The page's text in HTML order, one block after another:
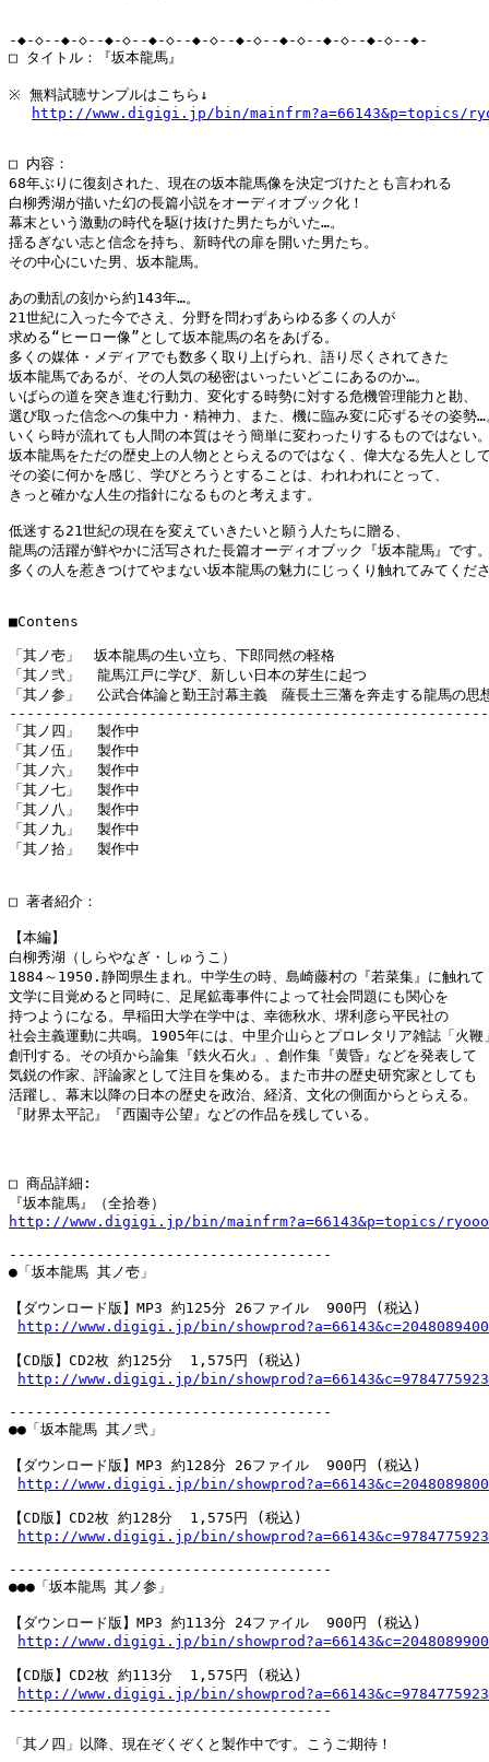
-◆-◇--◆-◇--◆-◇--◆-◇--◆-◇--◆-◇--◆-◇--◆-◇--◆-◇--◆-
□ タイトル：『坂本龍馬』
※ 無料試聴サンプルはこちら↓
http://www.digigi.jp/bin/mainfrm?a=66143&p=topics/
□ 内容：
68年ぶりに復刻された、現在の坂本龍馬像を決定づけたとも言われる
白柳秀湖が描いた幻の長篇小説をオーディオブック化！
幕末という激動の時代を駆け抜けた男たちがいた…。
揺るぎない志と信念を持ち、新時代の扉を開いた男たち。
その中心にいた男、坂本龍馬。
あの動乱の刻から約143年…。
21世紀に入った今でさえ、分野を問わずあらゆる多くの人が
求める“ヒーロー像”として坂本龍馬の名をあげる。
多くの媒体・メディアでも数多く取り上げられ、語り尽くされてきた
坂本龍馬であるが、その人気の秘密はいったいどこにあるのか…。
いばらの道を突き進む行動力、変化する時勢に対する危機管理能力と勘、
選び取った信念への集中力・精神力、また、機に臨み変に応ずるその姿勢…
いくら時が流れても人間の本質はそう簡単に変わったりするものではない
坂本龍馬をただの歴史上の人物ととらえるのではなく、偉大なる先人とし
その姿に何かを感じ、学びとろうとすることは、われわれにとって、
きっと確かな人生の指針になるものと考えます。
低迷する21世紀の現在を変えていきたいと願う人たちに贈る、
龍馬の活躍が鮮やかに活写された長篇オーディオブック『坂本龍馬』です
多くの人を惹きつけてやまない坂本龍馬の魅力にじっくり触れてみてくだ
■Contens
「其ノ壱」　坂本龍馬の生い立ち、下郎同然の軽格
「其ノ弐」  龍馬江戸に学び、新しい日本の芽生に起つ
「其ノ参」  公武合体論と勤王討幕主義　薩長土三藩を奔走する龍馬の思
「其ノ四」  製作中
「其ノ伍」  製作中
「其ノ六」  製作中
「其ノ七」  製作中
「其ノ八」  製作中
「其ノ九」  製作中
「其ノ拾」  製作中
□ 著者紹介：
【本編】
白柳秀湖（しらやなぎ・しゅうこ）
1884～1950.静岡県生まれ。中学生の時、島崎藤村の『若菜集』に触れて
文学に目覚めると同時に、足尾鉱毒事件によって社会問題にも関心を
持つようになる。早稲田大学在学中は、幸徳秋水、堺利彦ら平民社の
社会主義運動に共鳴。1905年には、中里介山らとプロレタリア雑誌「火鞭
創刊する。その頃から論集『鉄火石火』、創作集『黄昏』などを発表して
気鋭の作家、評論家として注目を集める。また市井の歴史研究家としても
活躍し、幕末以降の日本の歴史を政治、経済、文化の側面からとらえる。
『財界太平記』『西園寺公望』などの作品を残している。
□ 商品詳細:
http://www.digigi.jp/bin/mainfrm?a=66143&p=topics/
-------------------------------------
●「坂本龍馬 其ノ壱」
【ダウンロード版】MP3 約125分 26ファイル  900円 (税込)
http://www.digigi.jp/bin/
【CD版】CD2枚 約125分  1,575円 (税込)
http://www.digigi.jp/bin/
-------------------------------------
●●「坂本龍馬 其ノ弐」
【ダウンロード版】MP3 約128分 26ファイル  900円 (税込)
http://www.digigi.jp/bin/
【CD版】CD2枚 約128分  1,575円 (税込)
http://www.digigi.jp/bin/
-------------------------------------
●●●「坂本龍馬 其ノ参」
【ダウンロード版】MP3 約113分 24ファイル  900円 (税込)
http://www.digigi.jp/bin/
【CD版】CD2枚 約113分  1,575円 (税込)
http://www.digigi.jp/bin/
-------------------------------------
「其ノ四」以降、現在ぞくぞくと製作中です。こうご期待！